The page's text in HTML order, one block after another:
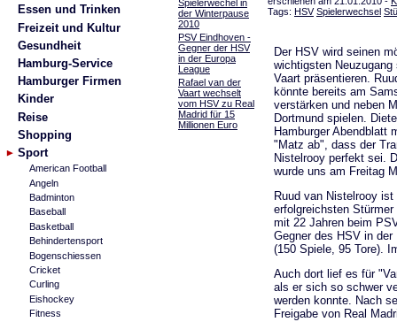
Essen und Trinken
Freizeit und Kultur
Gesundheit
Hamburg-Service
Hamburger Firmen
Kinder
Reise
Shopping
Sport
American Football
Angeln
Badminton
Baseball
Basketball
Behindertensport
Bogenschiessen
Cricket
Curling
Eishockey
Fitness
Spielerwechel in
der Winterpause
2010
PSV Eindhoven -
Gegner der HSV
in der Europa
League
Rafael van der
Vaart wechselt
vom HSV zu Real
Madrid für 15
Millionen Euro
Tags: HSV Spielerwechsel
Der HSV wird seinen
wichtigsten
Vaart präsentieren.
könnte bereits am
verstärken und neben
Dortmund spielen.
Hamburger Abendblatt
"Matz ab", dass der
Nistelrooy perfekt sei.
wurde uns am Freitag
Ruud van Nistelrooy ist
erfolgreichsten
mit 22 Jahren beim
Gegner des HSV in
(150 Spiele, 95 Tore).
Auch dort lief es für
als er sich so schwer
werden konnte. Nach
Freigabe von Real